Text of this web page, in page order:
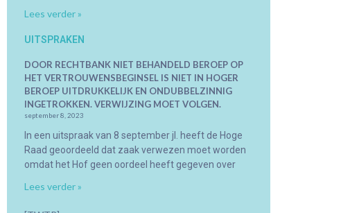
Lees verder »
UITSPRAKEN
DOOR RECHTBANK NIET BEHANDELD BEROEP OP
HET VERTROUWENSBEGINSEL IS NIET IN HOGER
BEROEP UITDRUKKELIJK EN ONDUBBELZINNIG
INGETROKKEN. VERWIJZING MOET VOLGEN.
september 8, 2023
In een uitspraak van 8 september jl. heeft de Hoge
Raad geoordeeld dat zaak verwezen moet worden
omdat het Hof geen oordeel heeft gegeven over
Lees verder »